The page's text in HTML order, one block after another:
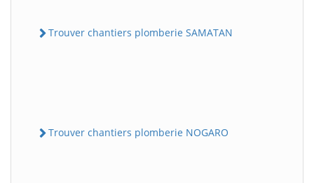
Trouver chantiers plomberie SAMATAN
Trouver chantiers plomberie NOGARO